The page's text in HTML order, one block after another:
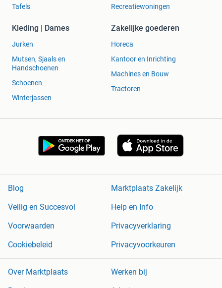
eerlijk tarief:
• €55 per uur (verhuiswagen)
Minimale afname: 3 uur. Excl. voorrijkosten.
Onze diensten omvatten o.a.:
• Particuliere verhuizingen
• Projectverhuizingen
• Kunstverhuizingen
• Grote verhuizingen
• Seniorenverhuizingen
• Pianoverhuizingen
• Ontruimingen (woningen/bedrijfsruimten)
• Busverhuur met chauffeur
Waarom kiezen voor Sterren Verhuizing?
Tafels
Recreatiewoningen
Kleding | Dames
Jurken
Mutsen, Sjaals en
Handschoenen
Schoenen
Winterjassen
Zakelijke goederen
Horeca
Kantoor en Inrichting
Machines en Bouw
Tractoren
Blog
Marktplaats Zakelijk
Veilig en Succesvol
Help en Info
Voorwaarden
Privacyverklaring
Cookiebeleid
Privacyvoorkeuren
Over Marktplaats
Werken bij